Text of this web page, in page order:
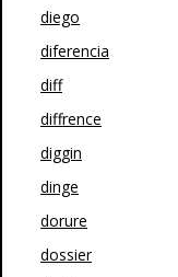
diego
diferencia
diff
diffrence
diggin
dinge
dorure
dossier